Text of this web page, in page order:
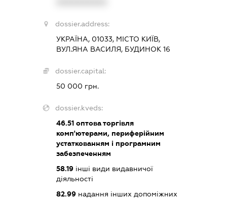
dossier.address:
УКРАЇНА, 01033, МІСТО КИЇВ,
ВУЛ.ЯНА ВАСИЛЯ, БУДИНОК 16
dossier.capital:
50 000 грн.
dossier.kveds:
46.51оптова торгівля
комп'ютерами, периферійним
устаткованням і програмним
забезпеченням
58.19інші види видавничої
діяльності
82.99надання інших допоміжних